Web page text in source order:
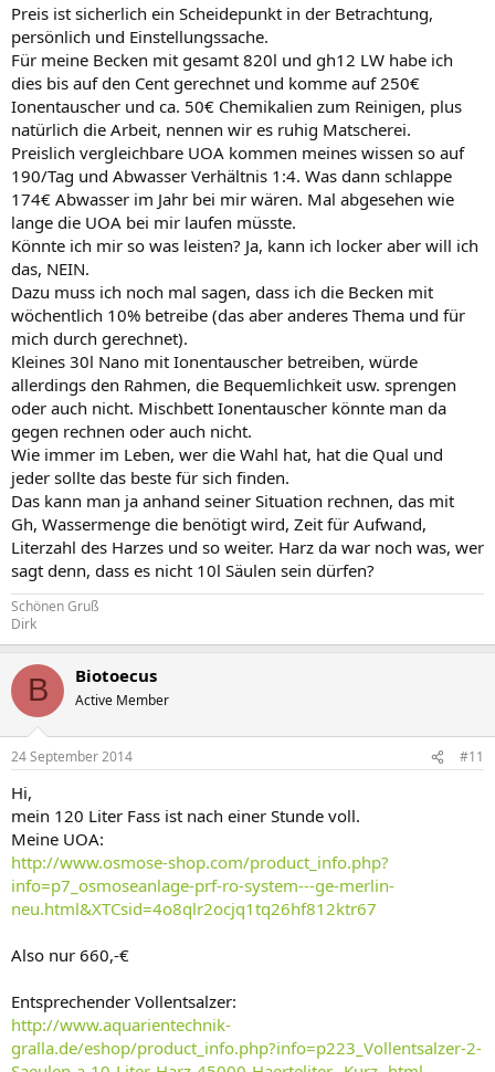
Preis ist sicherlich ein Scheidepunkt in der Betrachtung,
persönlich und Einstellungssache.
Für meine Becken mit gesamt 820l und gh12 LW habe ich
dies bis auf den Cent gerechnet und komme auf 250€
Ionentauscher und ca. 50€ Chemikalien zum Reinigen, plus
natürlich die Arbeit, nennen wir es ruhig Matscherei.
Preislich vergleichbare UOA kommen meines wissen so auf
190/Tag und Abwasser Verhältnis 1:4. Was dann schlappe
174€ Abwasser im Jahr bei mir wären. Mal abgesehen wie
lange die UOA bei mir laufen müsste.
Könnte ich mir so was leisten? Ja, kann ich locker aber will ich
das, NEIN.
Dazu muss ich noch mal sagen, dass ich die Becken mit
wöchentlich 10% betreibe (das aber anderes Thema und für
mich durch gerechnet).
Kleines 30l Nano mit Ionentauscher betreiben, würde
allerdings den Rahmen, die Bequemlichkeit usw. sprengen
oder auch nicht. Mischbett Ionentauscher könnte man da
gegen rechnen oder auch nicht.
Wie immer im Leben, wer die Wahl hat, hat die Qual und
jeder sollte das beste für sich finden.
Das kann man ja anhand seiner Situation rechnen, das mit
Gh, Wassermenge die benötigt wird, Zeit für Aufwand,
Literzahl des Harzes und so weiter. Harz da war noch was, wer
sagt denn, dass es nicht 10l Säulen sein dürfen?
Schönen Gruß
Dirk
B Biotoecus
Active Member
24 September 2014 #11
Hi,
mein 120 Liter Fass ist nach einer Stunde voll.
Meine UOA:
http://www.osmose-shop.com/product_info.php?
info=p7_osmoseanlage-prf-ro-system---ge-merlin-
neu.html&XTCsid=4o8qlr2ocjq1tq26hf812ktr67
Also nur 660,-€
Entsprechender Vollentsalzer:
http://www.aquarientechnik-
gralla.de/eshop/product_info.php?info=p223_Vollentsalzer-2-